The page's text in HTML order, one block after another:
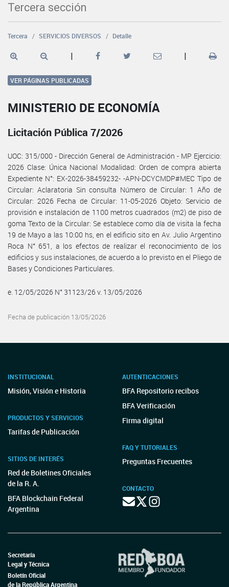
Tercera sección
Tercera SERVICIOS DIVERSOS Detalle
| |
VER PÁGINAS PUBLICADAS
MINISTERIO DE ECONOMÍA
Licitación Pública 7/2026
UOC: 315/000 - Dirección General de Administración - MP Ejercicio:
2026 Clase: Única Nacional Modalidad: Orden de compra abierta
Expediente N°: EX-2026-38459232- -APN-DCYCMDP#MEC Tipo de
Circular: Aclaratoria Sin consulta Número de Circular: 1 Año de
Circular: 2026 Fecha de Circular: 11-05-2026 Objeto: Servicio de
provisión e instalación de 1100 metros cuadrados (m2) de piso de
goma Texto de la Circular: Se establece como día de visita la fecha
19 de Mayo a las 10:00 hs, en el edificio sito en Av. Julio Argentino
Roca N° 651, a los efectos de realizar el reconocimiento de los
edificios y sus instalaciones, de acuerdo a lo previsto en el Pliego de
Bases y Condiciones Particulares.
e. 12/05/2026 N° 31123/26 v. 13/05/2026
Fecha de publicación 13/05/2026
INSTITUCIONAL
Misión, Visión e Historia
PRODUCTOS Y SERVICIOS
Tarifas de Publicación
SITIOS DE INTERÉS
Red de Boletines Oficiales
de la R. A.
BFA Blockchain Federal
Argentina
AUTENTICACIONES
BFA Repositorio recibos
BFA Verificación
Firma digital
FAQ Y TUTORIALES
Preguntas Frecuentes
CONTACTO
Secretaría
Legal y Técnica
Boletín Oficial
de la República Argentina